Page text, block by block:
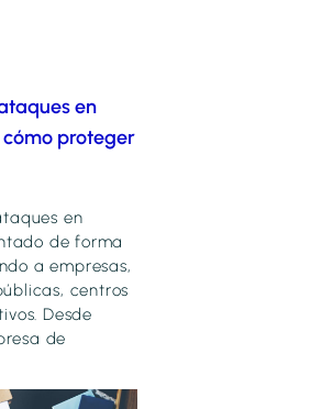
en
cómo proteger
en
de forma
a empresas,
centros
Desde
de